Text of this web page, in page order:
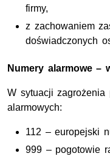
firmy,
z zachowaniem
doświadczonych
Numery alarmowe –
W sytuacji zagrożenia
alarmowych:
112 – europejski
999 – pogotowie